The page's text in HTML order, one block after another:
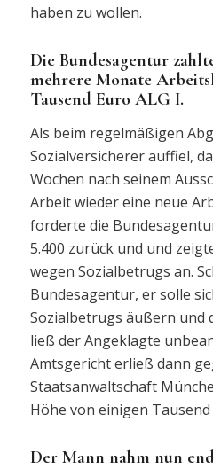
haben zu wollen.
Die Bundesagentur
mehrere Monate
Tausend Euro ALG I.
Als beim regelmäßigen
Sozialversicherer auffiel,
Wochen nach seinem
Arbeit wieder eine neue
forderte die
5.400 zurück und und
wegen Sozialbetrugs an.
Bundesagentur, er solle
Sozialbetrugs äußern und
ließ der Angeklagte
Amtsgericht erließ dann
Staatsanwaltschaft
Höhe von einigen Tausend
Der Mann nahm nun